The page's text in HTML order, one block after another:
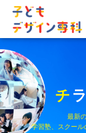
チ ラ
最新
学習塾、スクール